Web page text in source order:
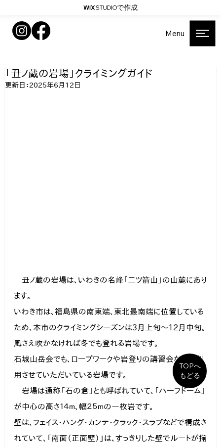
で作成
Menu
「丑ノ蔵の岩場」クライミングガイド
更新日： 2025年6月12日
丑ノ蔵の岩場は、いわきの名峰「二ツ箭山」の山麓にあり
ます。
いわき市は、福島県の南東端、東北最南端に位置している
ため、本市のクライミングシーズンは3月上旬～12月中旬。
風さえ吹かなければ冬でも登れる岩場です。
石城山岳会でも、ロープワークや岩登りの講習会などで利
用させていただいている岩場です。
岩場は通称「石の倉」とも呼ばれていて、「ハーフドーム」
が中心の高さ１４ｍ、幅２５ｍの一枚岩です。
壁は、フェイス・ハング・カンテ・クラック・スラブなどで構成さ
れていて、「南面（正面壁）」は、すっきりした壁でルートが揃
TOPへ
もどる